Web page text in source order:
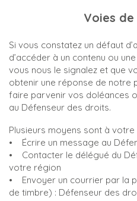
Voies
Si vous constatez un défaut
d’accéder à un contenu ou
vous nous le signalez et que
obtenir une réponse de notre
faire parvenir vos doléances
au Défenseur des droits.
Plusieurs moyens sont à votre
• Écrire un message au
• Contacter le délégué du
votre région
• Envoyer un courrier par la
de timbre) : Défenseur des